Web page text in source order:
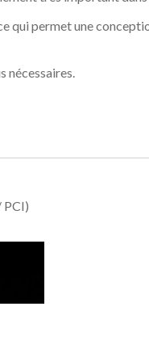
qui permet une
nécessaires.
PCI)